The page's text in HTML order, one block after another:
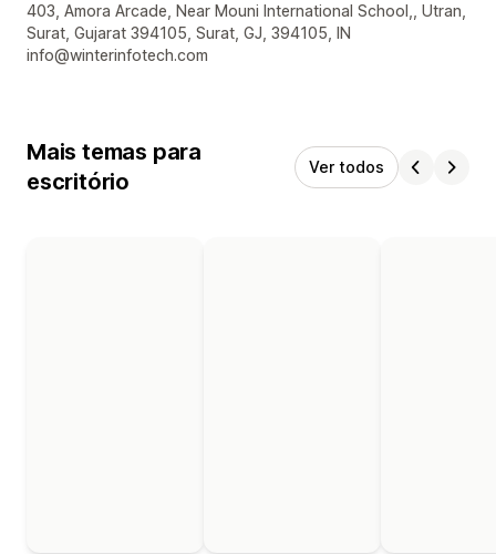
Detalhes de contacto do designer
403, Amora Arcade, Near Mouni International School,, Utran,
Surat, Gujarat 394105, Surat, GJ, 394105, IN
info@winterinfotech.com
Mais temas para
escritório
Ver todos